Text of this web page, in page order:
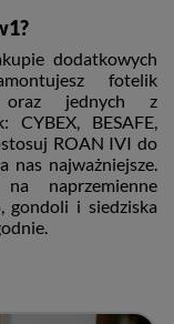
dodatkowych
fotelik
oraz jednych z
CYBEX, BESAFE,
ROAN IVI do
nas najważniejsze.
naprzemienne
gondoli i siedziska